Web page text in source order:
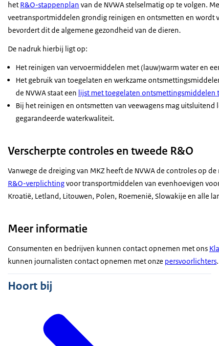
het R&O-stappenplan van de NVWA stelselmatig op te volgen.
veetransportmiddelen grondig reinigen en ontsmetten en wordt
bevordert dit de algemene gezondheid van de dieren.
De nadruk hierbij ligt op:
Het reinigen van vervoermiddelen met (lauw)warm water en
Het gebruik van toegelaten en werkzame
de NVWA staat een lijst met toegelaten ontsmettingsmiddelen
Bij het reinigen en ontsmetten van veewagens mag
gegarandeerde waterkwaliteit.
Verscherpte controles en tweede R&O
Vanwege de dreiging van MKZ heeft de NVWA de controles op
R&O-verplichtingvoor transportmiddelen van evenhoevigen
Kroatië, Letland, Litouwen, Polen, Roemenië, Slowakije en alle
Meer informatie
Consumenten en bedrijven kunnen contact opnemen met ons
kunnen journalisten contact opnemen met onze persvoorlichters.
Hoort bij